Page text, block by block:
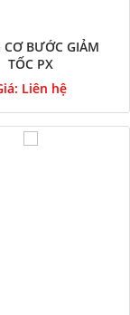
BƯỚC GIẢM
TỐC PX
Liên hệ